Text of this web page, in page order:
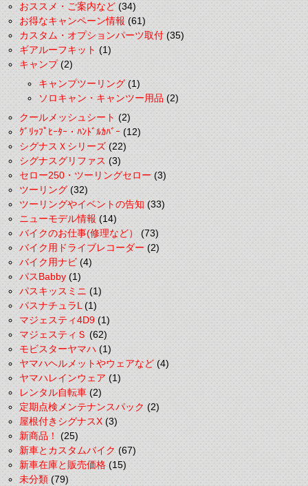
おススメ・ご案内など(34)
お得なキャンペーン情報(61)
カスタム・オプションパーツ取付(35)
ギアルーフキット(1)
キャンプ(2)
キャンプツーリング(1)
ソロキャン・キャンツー用品(2)
クールメッシュシート(2)
ｸﾞﾘｯﾌﾟﾋｰﾀｰ・ﾊﾝﾄﾞﾙｶﾊﾞｰ(12)
シグナスＸシリーズ(22)
シグナスグリファス(3)
セロー250・ツーリングセロー(3)
ツーリング(32)
ツーリングやイベントの告知(33)
ニューモデル情報(14)
バイクのお仕事(修理など）(73)
バイク用ドライブレコーダー(2)
バイク用ナビ(4)
パスBabby(1)
パスキッスミニ(1)
パスナチュラL(1)
マジェスティ4D9(1)
マジェスティＳ(62)
モビスターヤマハ(1)
ヤマハヘルメットやウェアなど(4)
ヤマハレインウェア(1)
レンタル自転車(2)
定期点検メンテナンスパック(2)
屋根付きシグナスX(3)
新商品！(25)
新車とカスタムバイク(67)
新車在庫と販売価格(15)
未分類(79)